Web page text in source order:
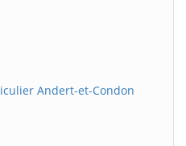
Andert-et-Condon